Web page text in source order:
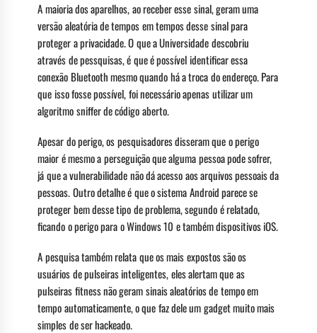
A maioria dos aparelhos, ao receber esse sinal, geram uma
versão aleatória de tempos em tempos desse sinal para
proteger a privacidade. O que a Universidade descobriu
através de pessquisas, é que é possível identificar essa
conexão Bluetooth mesmo quando há a troca do endereço. Para
que isso fosse possível, foi necessário apenas utilizar um
algoritmo sniffer de código aberto.
Apesar do perigo, os pesquisadores disseram que o perigo
maior é mesmo a perseguição que alguma pessoa pode sofrer,
já que a vulnerabilidade não dá acesso aos arquivos pessoais da
pessoas. Outro detalhe é que o sistema Android parece se
proteger bem desse tipo de problema, segundo é relatado,
ficando o perigo para o Windows 10 e também dispositivos iOS.
A pesquisa também relata que os mais expostos são os
usuários de pulseiras inteligentes, eles alertam que as
pulseiras fitness não geram sinais aleatórios de tempo em
tempo automaticamente, o que faz dele um gadget muito mais
simples de ser hackeado.